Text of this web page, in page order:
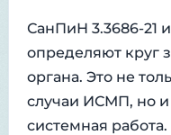
СанПиН 3.3686-21
определяют круг
органа. Это не
случаи ИСМП, но
системная работа.